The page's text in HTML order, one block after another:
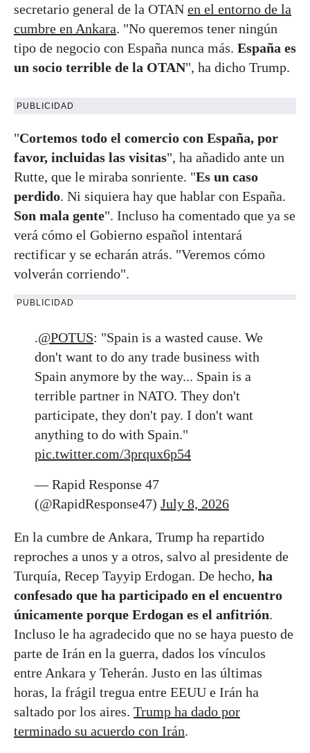
secretario general de la OTAN en el entorno de la
cumbre en Ankara. "No queremos tener ningún
tipo de negocio con España nunca más. España es
un socio terrible de la OTAN", ha dicho Trump.
PUBLICIDAD
"Cortemos todo el comercio con España, por
favor, incluidas las visitas", ha añadido ante un
Rutte, que le miraba sonriente. "Es un caso
perdido. Ni siquiera hay que hablar con España.
Son mala gente". Incluso ha comentado que ya se
verá cómo el Gobierno español intentará
rectificar y se echarán atrás. "Veremos cómo
volverán corriendo".
PUBLICIDAD
.@POTUS: "Spain is a wasted cause. We
don't want to do any trade business with
Spain anymore by the way... Spain is a
terrible partner in NATO. They don't
participate, they don't pay. I don't want
anything to do with Spain."
pic.twitter.com/3prqux6p54
— Rapid Response 47
(@RapidResponse47) July 8, 2026
En la cumbre de Ankara, Trump ha repartido
reproches a unos y a otros, salvo al presidente de
Turquía, Recep Tayyip Erdogan. De hecho, ha
confesado que ha participado en el encuentro
únicamente porque Erdogan es el anfitrión.
Incluso le ha agradecido que no se haya puesto de
parte de Irán en la guerra, dados los vínculos
entre Ankara y Teherán. Justo en las últimas
horas, la frágil tregua entre EEUU e Irán ha
saltado por los aires. Trump ha dado por
terminado su acuerdo con Irán.